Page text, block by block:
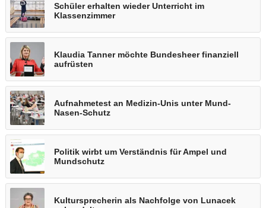
Schüler erhalten wieder Unterricht im
Klassenzimmer
Klaudia Tanner möchte Bundesheer finanziell
aufrüsten
Aufnahmetest an Medizin-Unis unter Mund-
Nasen-Schutz
Politik wirbt um Verständnis für Ampel und
Mundschutz
Kultursprecherin als Nachfolge von Lunacek